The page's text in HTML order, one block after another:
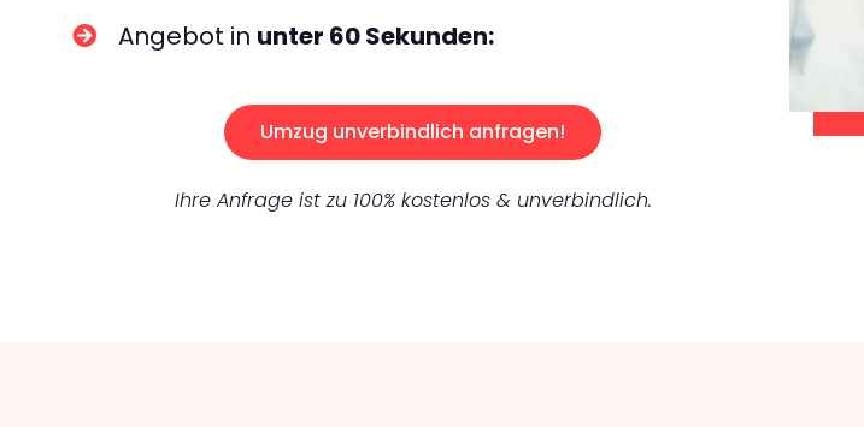
Angebot in unter 60 Sekunden:
Umzug unverbindlich anfragen!
Ihre Anfrage ist zu 100% kostenlos & unverbindlich.